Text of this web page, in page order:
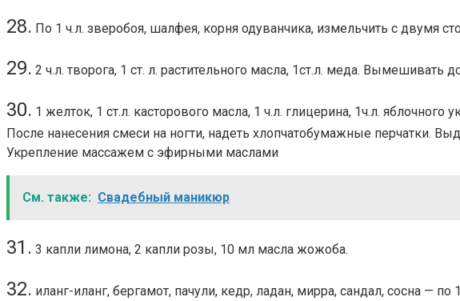
28. По 1 ч.л. зверобоя, шалфея, корня одуванчика, измельчить с двумя
29. 2 ч.л. творога, 1 ст. л. растительного масла, 1ст.л. меда. Вымешивать
30. 1 желток, 1 ст.л. касторового масла, 1 ч.л. глицерина, 1ч.л. яблочного
После нанесения смеси на ногти, надеть хлопчатобумажные перчатки.
Укрепление массажем с эфирными маслами
См. также: Свадебный маникюр
31. 3 капли лимона, 2 капли розы, 10 мл масла жожоба.
32. иланг-иланг, бергамот, пачули, кедр, ладан, мирра, сандал, сосна —